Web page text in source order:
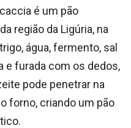
é um pão
região da Ligúria, na
água, fermento, sal
e furada com os dedos,
pode penetrar na
forno, criando um pão